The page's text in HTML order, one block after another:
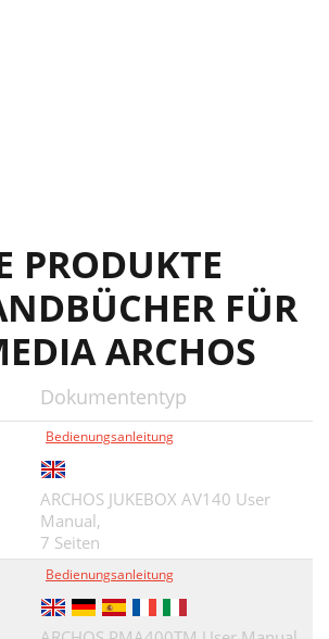
PRODUKTE
FÜR
ARCHOS
Dokumententyp
Bedienungsanleitung
ARCHOS JUKEBOX AV140 User
Manual,
7 Seiten
Bedienungsanleitung